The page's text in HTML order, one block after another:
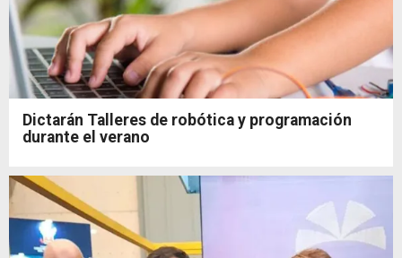
Dictarán Talleres de robótica y programación
durante el verano